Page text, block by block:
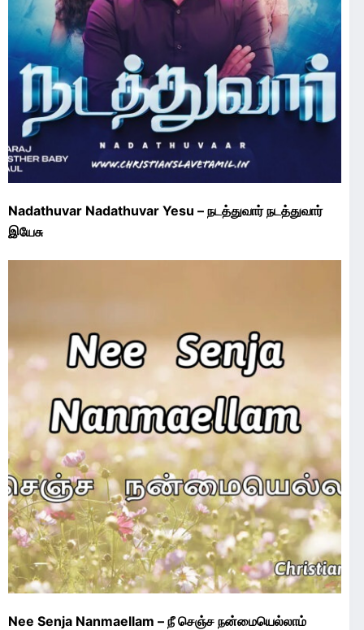
Nadathuvar Nadathuvar Yesu – நடத்துவார் நடத்துவார்
இயேசு
Nee Senja Nanmaellam – நீ செஞ்ச நன்மையெல்லாம்